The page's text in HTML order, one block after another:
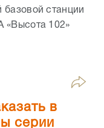
базовой станции
«Высота 102»
в
серии